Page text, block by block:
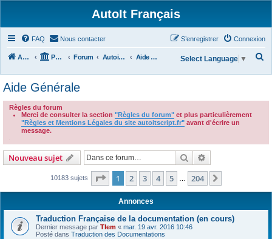
AutoIt Français
FAQ Nous contacter Connexion
S’enregistrer
Accueil Portail Forum Autoit v3 Aide Générale
h
c
Select Language ▼
Aide Générale
Règles du forum
Merci de consulter la section "Règles du forum" et plus particulièrement
"Règles et Mentions Légales du site autoitscript.fr" avant d'écrire un
message.
Nouveau sujet Rechercher
10183 sujets Page 1sur204
1 2 3 4 5 204
Annonces
Traduction Française de la documentation (en cours)
Dernier message par Tlem « mar. 19 avr. 2016 10:46
Posté dans Traduction des Documentations